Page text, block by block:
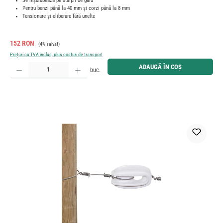
Pentru benzi până la 40 mm și corzi până la 8 mm
Tensionare și eliberare fără unelte
Preț de vânzare:
152 RON Preț obișnuit:
(4% salvat)
Prețuri cu TVA inclus, plus costuri de transport
Cantitate produs: Introduceți cantitatea dorită sau utilizați butoanele pentru a mări sau micșora
buc. ADAUGĂ ÎN COȘ